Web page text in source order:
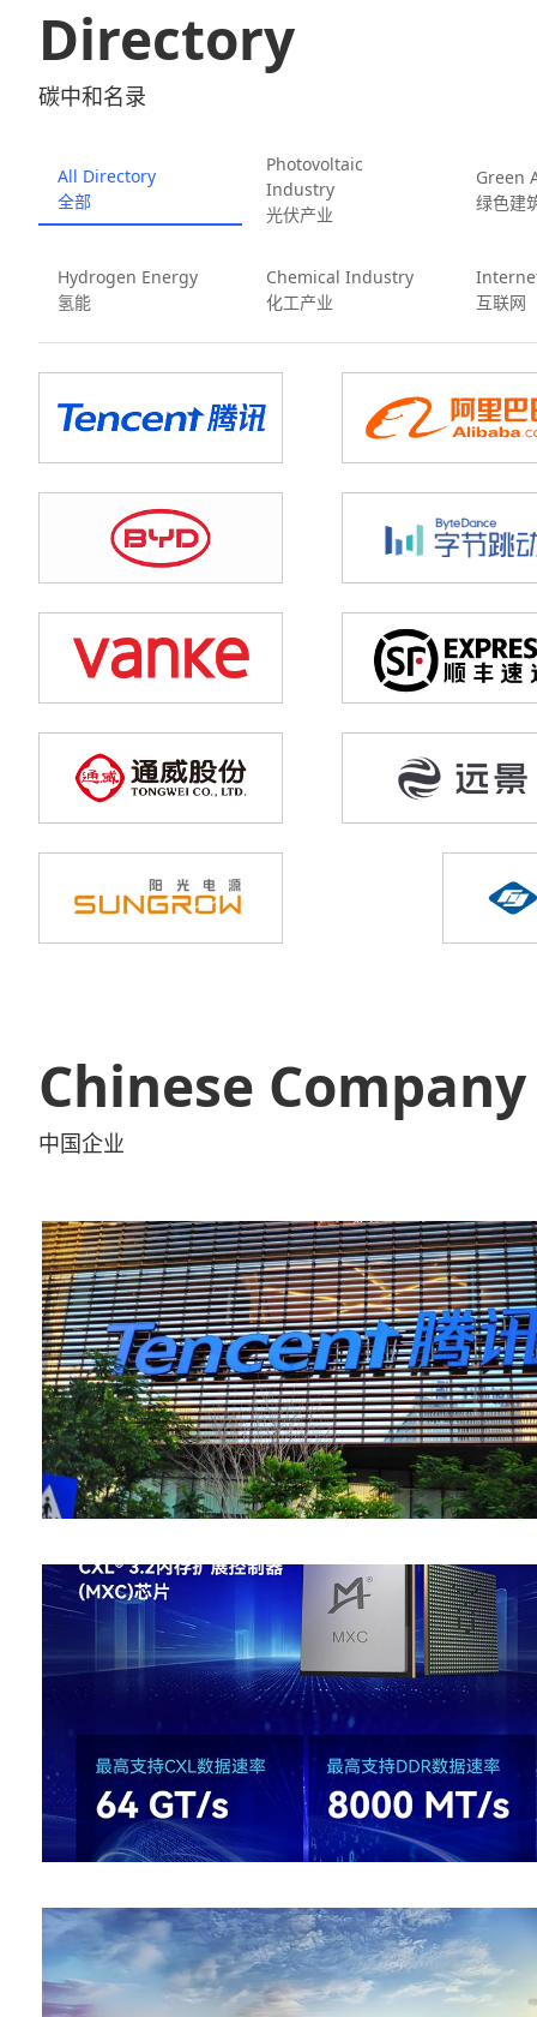
Directory
碳中和名录
All Directory
全部
Photovoltaic
Industry
光伏产业
Green
绿色建
Hydrogen Energy
氢能
Chemical Industry
化工产业
互联网
Chinese Company
中国企业